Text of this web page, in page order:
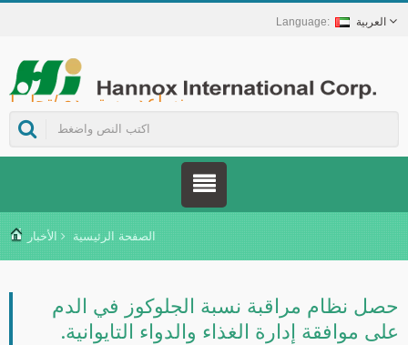
العربية
Hannox International Corp. - نساعد مستوردي/تجار الجملة/الموزعين للأجهزة الطبية والعلامات التجارية في مجال الرعاية الصحية على إطلاق حلول غير دوائية للعناية بالجروح والأغشية المخاطية، تشمل علاج قرح الفم، والرعاية الداعمة لمرضى السرطان، وحماية الجلد، والعناية بالغشاء المخاطي للأنف، وحماية الجروح في المنزل. كما نوفر مجموعة واسعة من الأجهزة الطبية في مجالات الوقاية من داء السكري وإدارته، وحلول الوقاية من الأمراض المنقولة بالبعوض، وغيرها من تطبيقات الرعاية الصحية المنزلية.
الصفحة الرئيسية الأخبار
حصل نظام مراقبة نسبة الجلوكوز في الدم
على موافقة إدارة الغذاء والدواء التايوانية.